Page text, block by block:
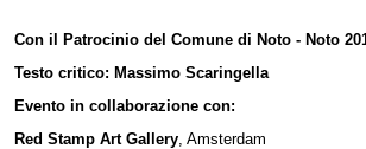
Con il Patrocinio del Comune di Noto - Noto
Testo critico: Massimo Scaringella
Evento in collaborazione con:
Red Stamp Art Gallery, Amsterdam